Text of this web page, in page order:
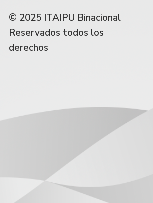
© 2025 ITAIPU Binacional
Reservados todos los
derechos